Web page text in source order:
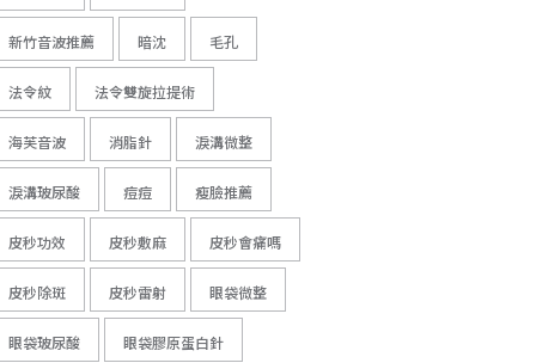
新竹音波推薦 暗沈 毛孔
法令紋 法令雙旋拉提術
海芙音波 消脂針 淚溝微整
淚溝玻尿酸 痘痘 瘦臉推薦
皮秒功效 皮秒敷麻 皮秒會痛嗎
皮秒除斑 皮秒雷射 眼袋微整
眼袋玻尿酸 眼袋膠原蛋白針